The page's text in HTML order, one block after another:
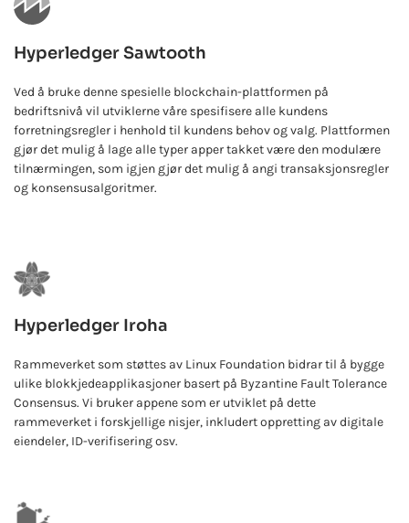
Hyperledger Sawtooth
Ved å bruke denne spesielle blockchain-plattformen på
bedriftsnivå vil utviklerne våre spesifisere alle kundens
forretningsregler i henhold til kundens behov og valg. Plattformen
gjør det mulig å lage alle typer apper takket være den modulære
tilnærmingen, som igjen gjør det mulig å angi transaksjonsregler
og konsensusalgoritmer.
Hyperledger Iroha
Rammeverket som støttes av Linux Foundation bidrar til å bygge
ulike blokkjedeapplikasjoner basert på Byzantine Fault Tolerance
Consensus. Vi bruker appene som er utviklet på dette
rammeverket i forskjellige nisjer, inkludert oppretting av digitale
eiendeler, ID-verifisering osv.